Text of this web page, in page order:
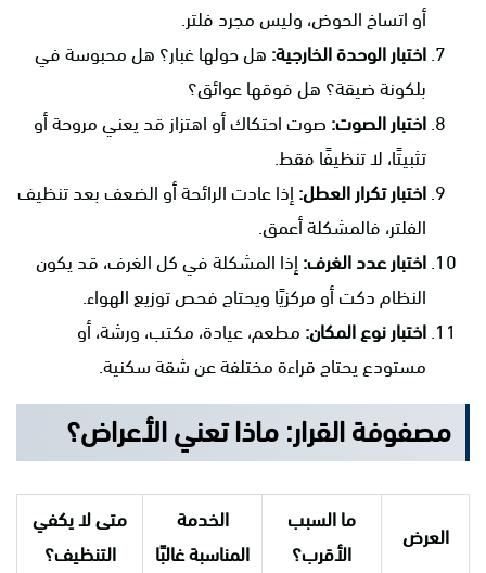
أو اتساخ الحوض، وليس مجرد فلتر.
اختبار الوحدة الخارجية: هل حولها غبار؟ هل محبوسة في
بلكونة ضيقة؟ هل فوقها عوائق؟
اختبار الصوت: صوت احتكاك أو اهتزاز قد يعني مروحة أو
تثبيتًا، لا تنظيفًا فقط.
اختبار تكرار العطل: إذا عادت الرائحة أو الضعف بعد تنظيف
الفلتر، فالمشكلة أعمق.
اختبار عدد الغرف: إذا المشكلة في كل الغرف، قد يكون
النظام دكت أو مركزيًا ويحتاج فحص توزيع الهواء.
اختبار نوع المكان: مطعم، عيادة، مكتب، ورشة، أو
مستودع يحتاج قراءة مختلفة عن شقة سكنية.
مصفوفة القرار: ماذا تعني الأعراض؟
العرض
ما السبب
الأقرب؟
الخدمة
المناسبة غالبًا
متى لا يكفي
التنظيف؟